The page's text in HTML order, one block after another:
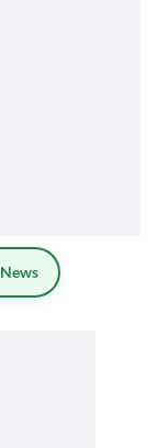
News